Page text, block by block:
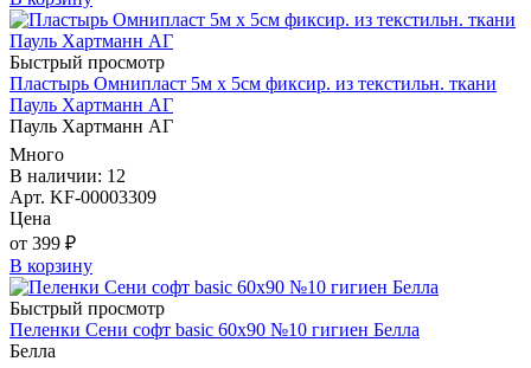
Быстрый просмотр
Пластырь Омнипласт 5м х 5см фиксир. из текстильн. ткани
Пауль Хартманн AГ
Пауль Хартманн AГ
Много
В наличии: 12
Арт. KF-00003309
Цена
от 399 ₽
В корзину
Быстрый просмотр
Пеленки Сени софт basic 60х90 №10 гигиен Белла
Белла